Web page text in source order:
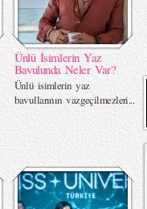
Ünlü İsimlerin Yaz
Bavulunda Neler Var?
Ünlü isimlerin yaz
bavullarının vazgeçilmezleri...